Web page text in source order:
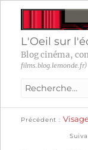
L'Oeil sur
Blog cinéma,
films.blog.lemonde.fr)
Recherche
:
Précédent